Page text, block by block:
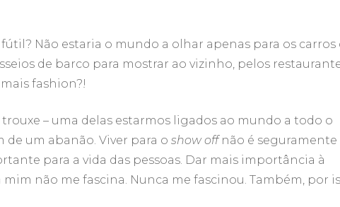
Não estaria o mundo a olhar apenas para os carros
de barco para mostrar ao vizinho, pelos
fashion?!
– uma delas estarmos ligados ao mundo a todo o
de um abanão. Viver para o show offnão é seguramente
para a vida das pessoas. Dar mais importância à
não me fascina. Nunca me fascinou. Também, por